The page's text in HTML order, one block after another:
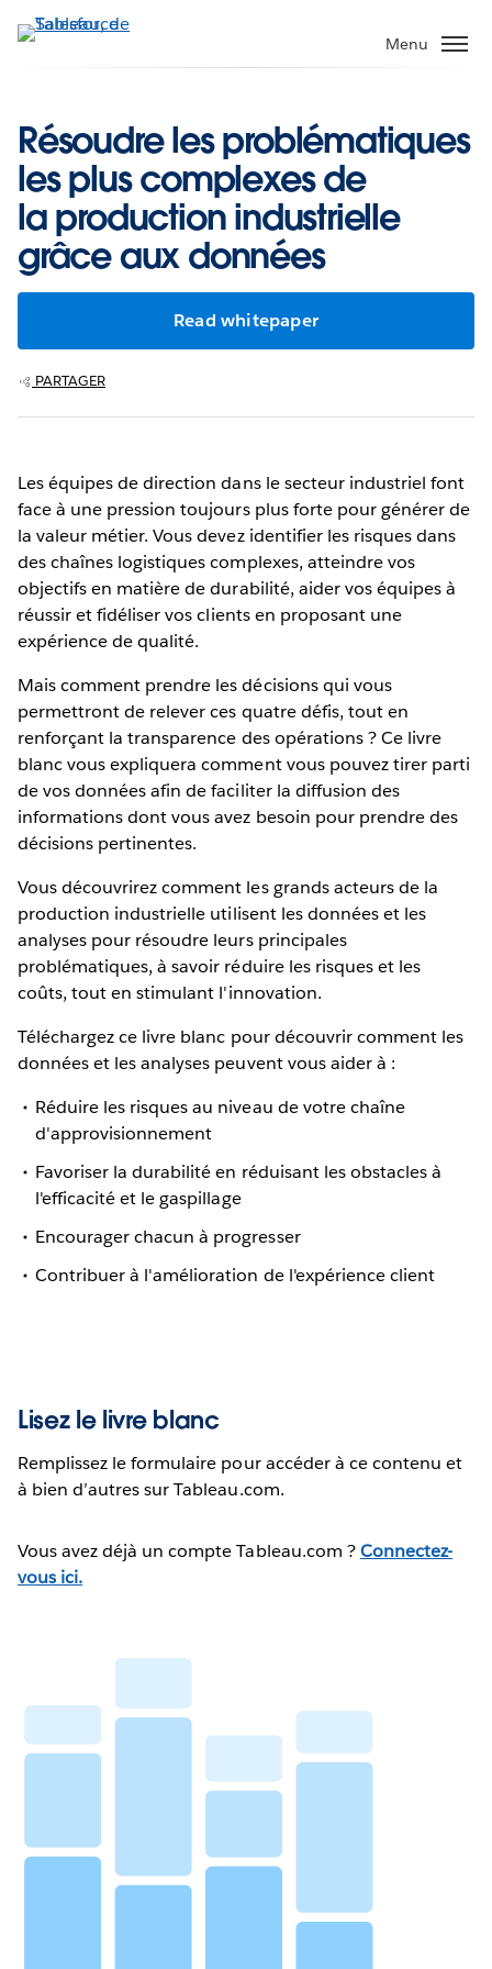
Aller
au
Menu
Résoudre les problématiques
les plus complexes de
la production industrielle
grâce aux données
Read whitepaper
PARTAGER
Les équipes de direction dans le secteur industriel font
face à une pression toujours plus forte pour générer de
la valeur métier. Vous devez identifier les risques dans
des chaînes logistiques complexes, atteindre vos
objectifs en matière de durabilité, aider vos équipes à
réussir et fidéliser vos clients en proposant une
expérience de qualité.
Mais comment prendre les décisions qui vous
permettront de relever ces quatre défis, tout en
renforçant la transparence des opérations ? Ce livre
blanc vous expliquera comment vous pouvez tirer parti
de vos données afin de faciliter la diffusion des
informations dont vous avez besoin pour prendre des
décisions pertinentes.
Vous découvrirez comment les grands acteurs de la
production industrielle utilisent les données et les
analyses pour résoudre leurs principales
problématiques, à savoir réduire les risques et les
coûts, tout en stimulant l'innovation.
Téléchargez ce livre blanc pour découvrir comment les
données et les analyses peuvent vous aider à :
Réduire les risques au niveau de votre chaîne
d'approvisionnement
Favoriser la durabilité en réduisant les obstacles à
l'efficacité et le gaspillage
Encourager chacun à progresser
Contribuer à l'amélioration de l'expérience client
Lisez le livre blanc
Remplissez le formulaire pour accéder à ce contenu et
à bien d’autres sur Tableau.com.
Vous avez déjà un compte Tableau.com ?Connectez-
vous ici.